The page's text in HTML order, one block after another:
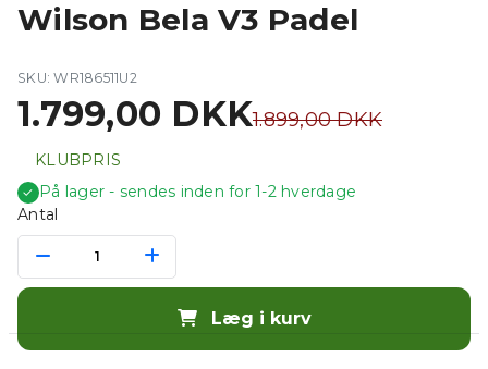
Wilson Bela V3 Padel
SKU: WR186511U2
1.799,00 DKK1.899,00 DKK
KLUBPRIS
✓ På lager - sendes inden for 1-2 hverdage
Antal
Læg i kurv